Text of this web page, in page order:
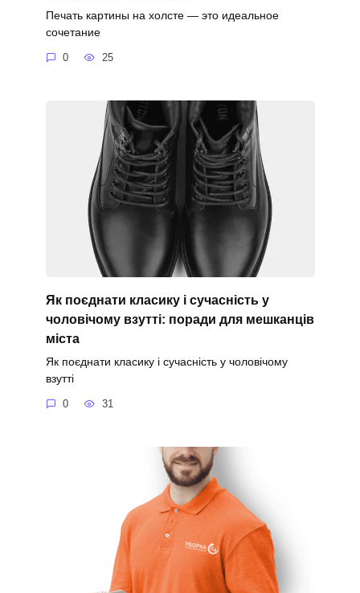
Печать картины на холсте — это идеальное
сочетание
0 25
Як поєднати класику і сучасність у
чоловічому взутті: поради для мешканців
міста
Як поєднати класику і сучасність у чоловічому
взутті
0 31